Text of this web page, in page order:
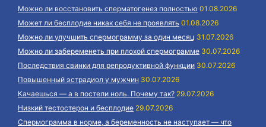
Можно ли восстановить сперматогенез полностью 01.08.2026
Может ли бесплодие никак себя не проявлять 01.08.2026
Можно ли улучшить спермограмму за один месяц 31.07.2026
Можно ли забеременеть при плохой спермограмме 30.07.2026
Последствия свинки для репродуктивной функции 30.07.2026
Повышенный эстрадиол у мужчин 30.07.2026
Качаешься — а в постели ноль. Почему так? 29.07.2026
Низкий тестостерон и бесплодие 29.07.2026
Спермограмма в норме, а беременность не наступает — что